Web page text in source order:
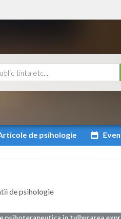
de psihologie
de psihologie
psihoterapeutica in tulburarea